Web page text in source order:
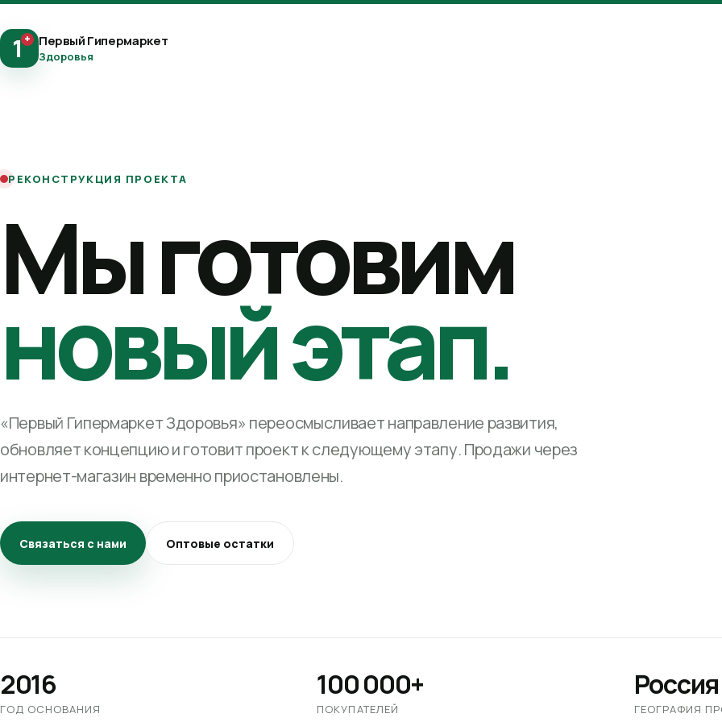
1+ Первый Гипермаркет
Здоровья
РЕКОНСТРУКЦИЯ ПРОЕКТА
Мы готовим
новый этап.
«Первый Гипермаркет Здоровья» переосмысливает направление развития,
обновляет концепцию и готовит проект к следующему этапу. Продажи через
интернет-магазин временно приостановлены.
Связаться с нами Оптовые остатки
2016
ГОД ОСНОВАНИЯ
100 000+
ПОКУПАТЕЛЕЙ
Россия
ГЕОГРАФИЯ